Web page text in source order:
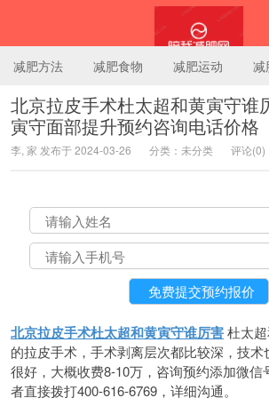
陪我减肥网
减肥方法 减肥食物 减肥运动 减
北京拉皮手术杜太超和黄寅守谁
寅守面部提升预约咨询电话价格
李, 家 发布于 2024-03-26 分类：未分类 评论(0)
北京拉皮手术杜太超和黄寅守谁厉害杜太
的拉皮手术，手术剥离层次都比较深，技
很好，大概收费8-10万，咨询预约添加微信
者直接拨打400-616-6769，详细沟通。